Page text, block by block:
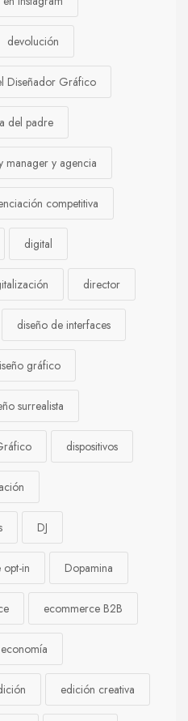
devolución
Diseñador Gráfico
del padre
manager y agencia
competitiva
digital
director
diseño de interfaces
gráfico
surrealista
dispositivos
DJ
opt-in Dopamina
ecommerce B2B
economía
edición creativa